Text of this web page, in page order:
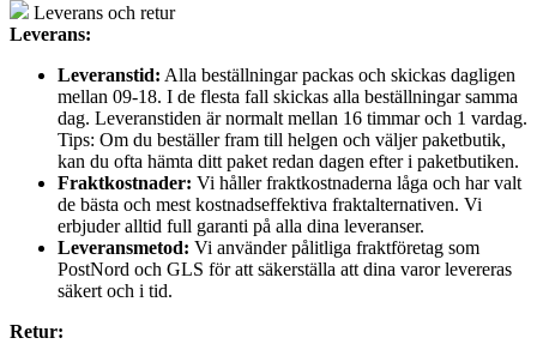
Leverans och retur
Leverans:
Leveranstid: Alla beställningar packas och skickas dagligen
mellan 09-18. I de flesta fall skickas alla beställningar samma
dag. Leveranstiden är normalt mellan 16 timmar och 1 vardag.
Tips: Om du beställer fram till helgen och väljer paketbutik,
kan du ofta hämta ditt paket redan dagen efter i paketbutiken.
Fraktkostnader: Vi håller fraktkostnaderna låga och har valt
de bästa och mest kostnadseffektiva fraktalternativen. Vi
erbjuder alltid full garanti på alla dina leveranser.
Leveransmetod: Vi använder pålitliga fraktföretag som
PostNord och GLS för att säkerställa att dina varor levereras
säkert och i tid.
Retur: